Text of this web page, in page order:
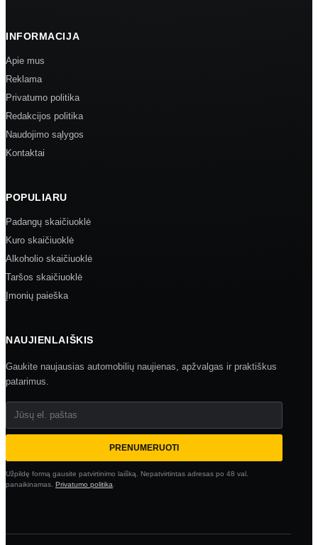
INFORMACIJA
Apie mus
Reklama
Privatumo politika
Redakcijos politika
Naudojimo sąlygos
Kontaktai
POPULIARU
Padangų skaičiuoklė
Kuro skaičiuoklė
Alkoholio skaičiuoklė
Taršos skaičiuoklė
Įmonių paieška
NAUJIENLAIŠKIS
Gaukite naujausias automobilių naujienas, apžvalgas ir praktiškus
patarimus.
Jūsų el. paštas
PRENUMERUOTI
Užpildę formą gausite patvirtinimo laišką. Nepatvirtintas adresas po 48 val.
panaikinamas. Privatumo politika